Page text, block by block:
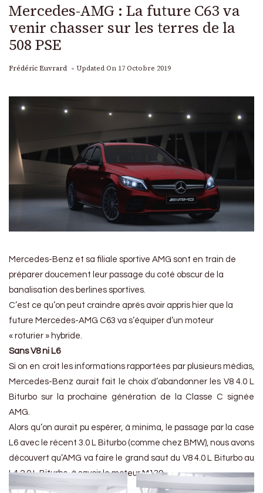
Mercedes-AMG : La future C63 va
venir chasser sur les terres de la
508 PSE
Frédéric Euvrard Updated On 17 Octobre 2019
Mercedes-Benz et sa filiale sportive AMG sont en train de
préparer doucement leur passage du coté obscur de la
banalisation des berlines sportives.
C’est ce qu’on peut craindre après avoir appris hier que la
future Mercedes-AMG C63 va s’équiper d’un moteur
« roturier » hybride.
Sans V8 ni L6
Si on en croit les informations rapportées par plusieurs médias,
Mercedes-Benz aurait fait le choix d’abandonner les V8 4.0 L
Biturbo sur la prochaine génération de la Classe C signée
AMG.
Alors qu’on aurait pu espérer, à minima, le passage par la case
L6 avec le récent 3.0 L Biturbo (comme chez BMW), nous avons
découvert qu’AMG va faire le grand saut du V8 4.0 L Biturbo au
L4 2.0 L Biturbo, à savoir le moteur M139.